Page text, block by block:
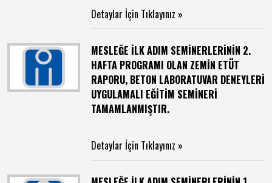
Detaylar İçin Tıklayınız »
MESLEĞE İLK ADIM SEMİNERLERİNİN 2.
HAFTA PROGRAMI OLAN ZEMİN ETÜT
RAPORU, BETON LABORATUVAR DENEYLERİ
UYGULAMALI EĞİTİM SEMİNERİ
TAMAMLANMIŞTIR.
Detaylar İçin Tıklayınız »